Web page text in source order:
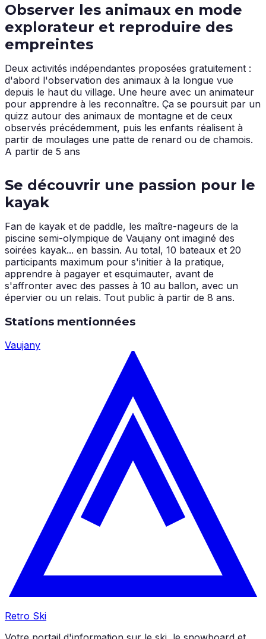
Observer les animaux en mode
explorateur et reproduire des
empreintes
Deux activités indépendantes proposées gratuitement :
d'abord l'observation des animaux à la longue vue
depuis le haut du village. Une heure avec un animateur
pour apprendre à les reconnaître. Ça se poursuit par un
quizz autour des animaux de montagne et de ceux
observés précédemment, puis les enfants réalisent à
partir de moulages une patte de renard ou de chamois.
A partir de 5 ans
Se découvrir une passion pour le
kayak
Fan de kayak et de paddle, les maître-nageurs de la
piscine semi-olympique de Vaujany ont imaginé des
soirées kayak... en bassin. Au total, 10 bateaux et 20
participants maximum pour s'initier à la pratique,
apprendre à pagayer et esquimauter, avant de
s'affronter avec des passes à 10 au ballon, avec un
épervier ou un relais. Tout public à partir de 8 ans.
Stations mentionnées
Vaujany
Retro Ski